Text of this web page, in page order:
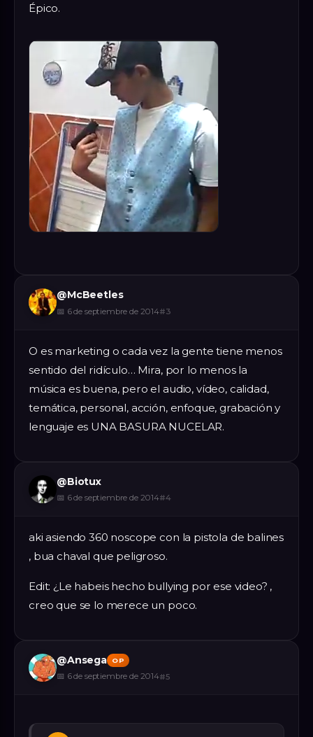
Épico.
@McBeetles
📅 6 de septiembre de 2014#3
O es marketing o cada vez la gente tiene menos
sentido del ridículo… Mira, por lo menos la
música es buena, pero el audio, vídeo, calidad,
temática, personal, acción, enfoque, grabación y
lenguaje es UNA BASURA NUCELAR.
@Biotux
📅 6 de septiembre de 2014#4
aki asiendo 360 noscope con la pistola de balines
, bua chaval que peligroso.
Edit: ¿Le habeis hecho bullying por ese video? ,
creo que se lo merece un poco.
@Ansega OP
📅 6 de septiembre de 2014#5